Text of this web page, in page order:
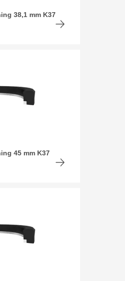
38,1 mm K37
45 mm K37